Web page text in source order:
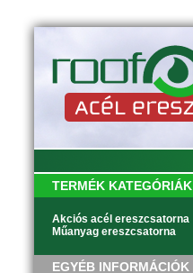
TERMÉK KATEGÓRIÁK
Akciós acél ereszcsatorna
Műanyag ereszcsatorna
EGYÉB INFORMÁCIÓK